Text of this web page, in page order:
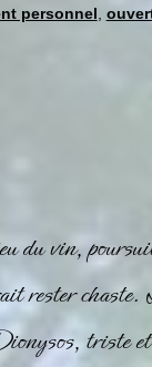
personnel
du vin,
rester
triste